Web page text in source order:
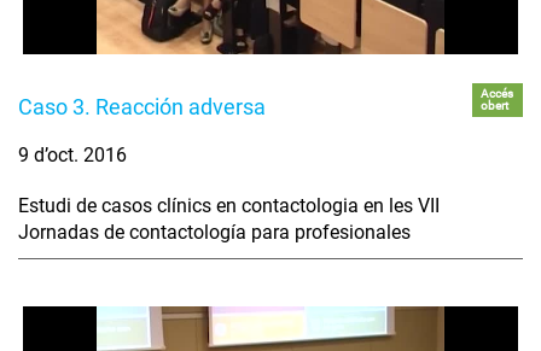
Caso 3. Reacción adversa
Accés
obert
9 d’oct. 2016
Estudi de casos clínics en contactologia en les VII
Jornadas de contactología para profesionales